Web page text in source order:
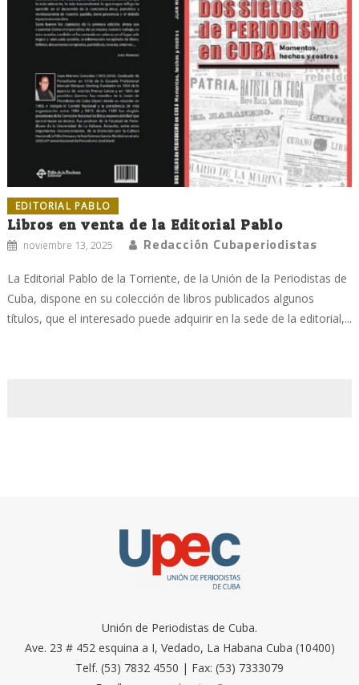
EDITORIAL PABLO
Libros en venta de la Editorial Pablo
noviembre 13, 2025 Redacción Cubaperiodistas
La Editorial Pablo de la Torriente, de la Unión de la Periodistas de
Cuba, dispone en su colección de libros publicados algunos
títulos, que el interesado puede adquirir en la sede de la editorial,...
Unión de Periodistas de Cuba.
Ave. 23 # 452 esquina a I, Vedado, La Habana Cuba (10400)
Telf. (53) 7832 4550 | Fax: (53) 7333079